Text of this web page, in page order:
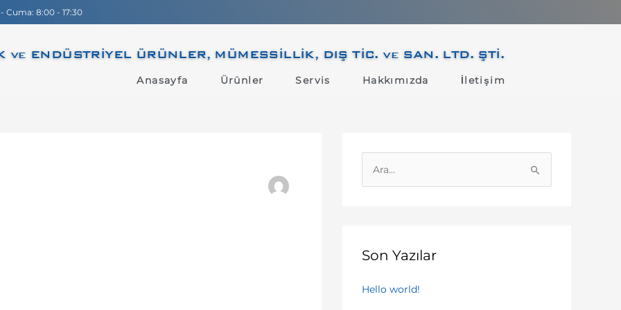
Cuma: 8:00 - 17:30
ve ENDÜSTRİYEL ÜRÜNLER, MÜMESSİLLİK, DIŞ TİC. ve SAN. LTD. ŞTİ.
Anasayfa Ürünler Servis Hakkımızda İletişim
c
f
Son Yazılar
Hello world!